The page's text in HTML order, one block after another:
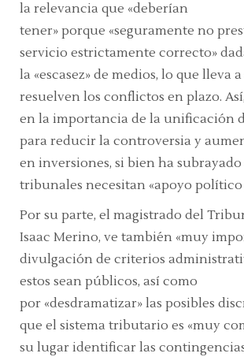
la relevancia que «deberían
tener» porque «seguramente no
servicio estrictamente correcto»
la «escasez» de medios, lo que lleva
resuelven los conflictos en plazo.
en la importancia de la unificación
para reducir la controversia y
en inversiones, si bien ha subrayado
tribunales necesitan «apoyo político
Por su parte, el magistrado del
Isaac Merino, ve también «muy
divulgación de criterios
estos sean públicos, así como
por «desdramatizar» las posibles
que el sistema tributario es «muy
su lugar identificar las